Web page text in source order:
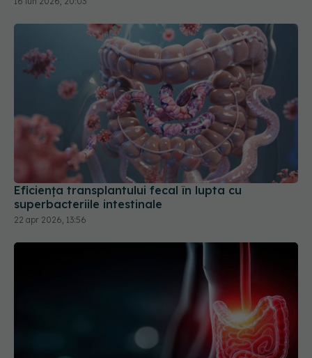
Eficiența transplantului fecal în lupta cu
superbacteriile intestinale
22 apr 2026, 13:56